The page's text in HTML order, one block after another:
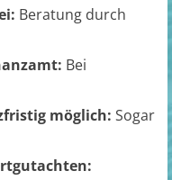
Beratung durch
Bei
möglich: Sogar